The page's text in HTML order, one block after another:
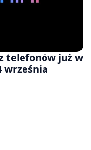
telefonów już w
września